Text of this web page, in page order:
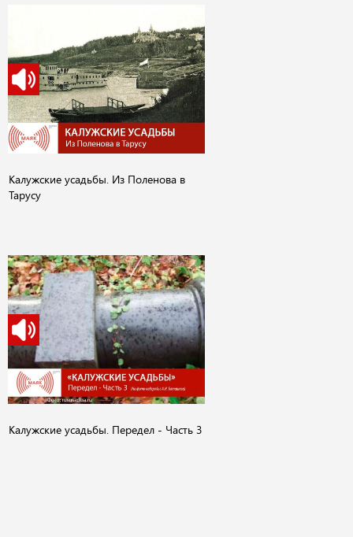
Калужские усадьбы. Из Поленова в
Тарусу
Калужские усадьбы. Передел - Часть 3